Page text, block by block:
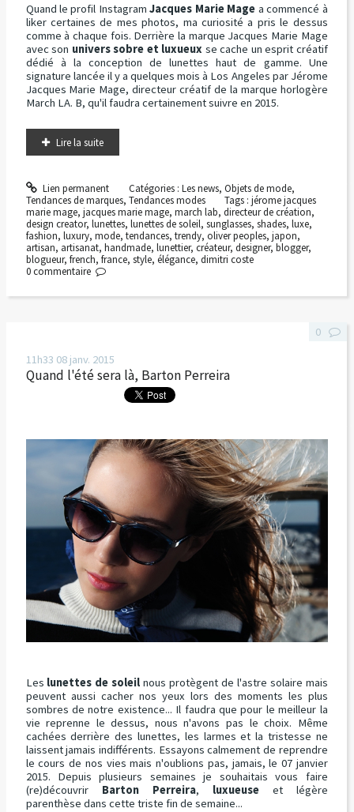
Quand le profil InstagramJacques Marie Mage a commencé à
liker certaines de mes photos, ma curiosité a pris le dessus
comme à chaque fois. Derrière la marque Jacques Marie Mage
avec son univers sobre et luxueux se cache un esprit créatif
dédié à la conception de lunettes haut de gamme. Une
signature lancée il y a quelques mois à Los Angeles par Jérome
Jacques Marie Mage, directeur créatif de la marque horlogère
March LA. B, qu'il faudra certainement suivre en 2015.
Lire la suite
Lien permanent Catégories : Les news, Objets de mode,
Tendances de marques, Tendances modes Tags :jérome jacques
marie mage, jacques marie mage, march lab, directeur de création,
design creator, lunettes, lunettes de soleil, sunglasses, shades, luxe,
fashion, luxury, mode, tendances, trendy, oliver peoples, japon,
artisan, artisanat, handmade, lunettier, créateur, designer, blogger,
blogueur, french, france, style, élégance, dimitri coste
0 commentaire
11h33 08 janv. 2015
Quand l'été sera là, Barton Perreira
Les lunettes de soleil nous protègent de l'astre solaire mais
peuvent aussi cacher nos yeux lors des moments les plus
sombres de notre existence... Il faudra que pour le meilleur la
vie reprenne le dessus, nous n'avons pas le choix. Même
cachées derrière des lunettes, les larmes et la tristesse ne
laissent jamais indifférents. Essayons calmement de reprendre
le cours de nos vies mais n'oublions pas, jamais, le 07 janvier
2015. Depuis plusieurs semaines je souhaitais vous faire
(re)découvrir Barton Perreira, luxueuseet légère
parenthèse dans cette triste fin de semaine...
0